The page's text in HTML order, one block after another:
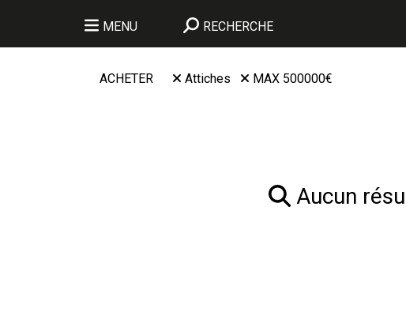
MENU RECHERCHE
ACHETER Attiches MAX 500000€
Aucun